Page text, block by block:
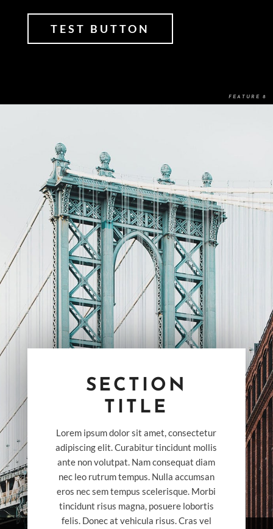
TEST BUTTON
SECTION
TITLE
Lorem ipsum dolor sit amet, consectetur
adipiscing elit. Curabitur tincidunt mollis
ante non volutpat. Nam consequat diam
nec leo rutrum tempus. Nulla accumsan
eros nec sem tempus scelerisque. Morbi
tincidunt risus magna, posuere lobortis
felis. Donec at vehicula risus. Cras vel